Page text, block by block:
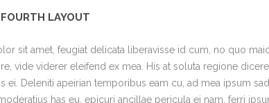
LAYOUT
sit amet, feugiat delicata liberavisse id cum, no quo
vide viderer eleifend ex mea. His at soluta regione
ei. Deleniti apeirian temporibus eam cu, ad mea ipsum
has eu, epicuri ancillae pericula ei nam, ferri